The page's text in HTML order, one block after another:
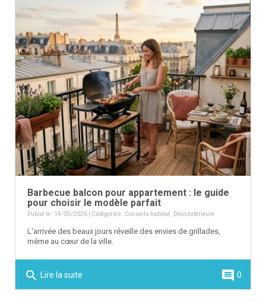
Barbecue balcon pour appartement : le guide
pour choisir le modèle parfait
Publié le : 14/05/2026 | Catégories : Conseils habitat Déco extérieure
L'arrivée des beaux jours réveille des envies de grillades,
même au cœur de la ville.
search Lire la suite comment 0